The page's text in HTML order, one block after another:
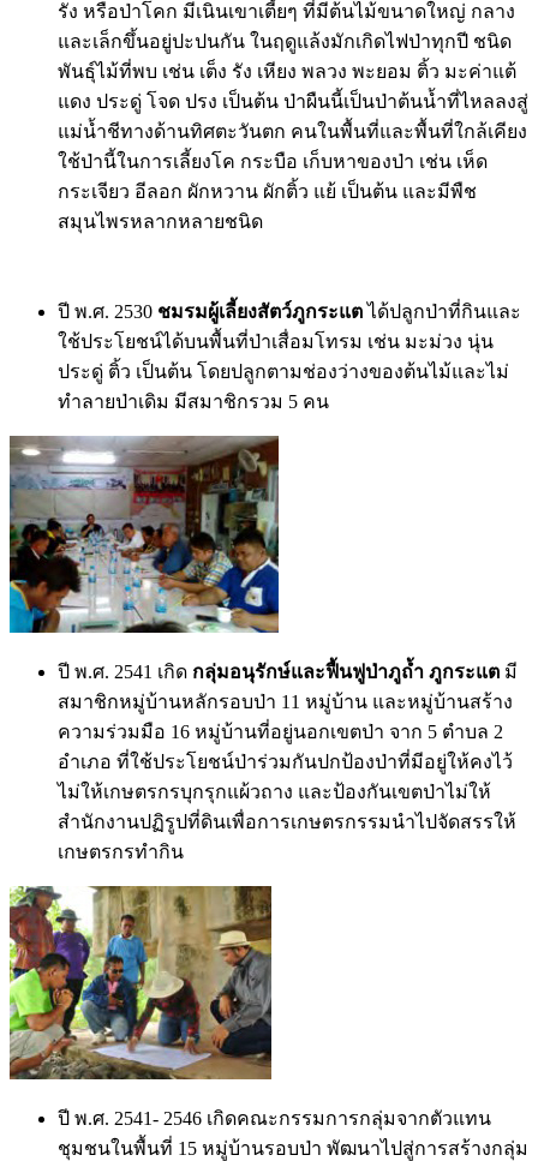
รัง หรือป่าโคก มีเนินเขาเตี้ยๆ ที่มีต้นไม้ขนาดใหญ่ กลาง
และเล็กขึ้นอยู่ปะปนกัน ในฤดูแล้งมักเกิดไฟป่าทุกปี ชนิด
พันธุ์ไม้ที่พบ เช่น เต็ง รัง เหียง พลวง พะยอม ติ้ว มะค่าแต้
แดง ประดู่ โจด ปรง เป็นต้น ป่าผืนนี้เป็นป่าต้นน้ำที่ไหลลงสู่
แม่น้ำชีทางด้านทิศตะวันตก คนในพื้นที่และพื้นที่ใกล้เคียง
ใช้ป่านี้ในการเลี้ยงโค กระบือ เก็บหาของป่า เช่น เห็ด
กระเจียว อีลอก ผักหวาน ผักติ้ว แย้ เป็นต้น และมีพืช
สมุนไพรหลากหลายชนิด
ปี พ.ศ. 2530 ชมรมผู้เลี้ยงสัตว์ภูกระแตได้ปลูกป่าที่กินและ
ใช้ประโยชน์ได้บนพื้นที่ป่าเสื่อมโทรม เช่น มะม่วง นุ่น
ประดู่ ติ้ว เป็นต้น โดยปลูกตามช่องว่างของต้นไม้และไม่
ทำลายป่าเดิม มีสมาชิกรวม 5 คน
ปี พ.ศ. 2541 เกิด กลุ่มอนุรักษ์และฟื้นฟูป่าภูถ้ำ ภูกระแต มี
สมาชิกหมู่บ้านหลักรอบป่า 11 หมู่บ้าน และหมู่บ้านสร้าง
ความร่วมมือ 16 หมู่บ้านที่อยู่นอกเขตป่า จาก 5 ตำบล 2
อำเภอ ที่ใช้ประโยชน์ป่าร่วมกันปกป้องป่าที่มีอยู่ให้คงไว้
ไม่ให้เกษตรกรบุกรุกแผ้วถาง และป้องกันเขตป่าไม่ให้
สำนักงานปฏิรูปที่ดินเพื่อการเกษตรกรรมนำไปจัดสรรให้
เกษตรกรทำกิน
ปี พ.ศ. 2541- 2546 เกิดคณะกรรมการกลุ่มจากตัวแทน
ชุมชนในพื้นที่ 15 หมู่บ้านรอบป่า พัฒนาไปสู่การสร้างกลุ่ม